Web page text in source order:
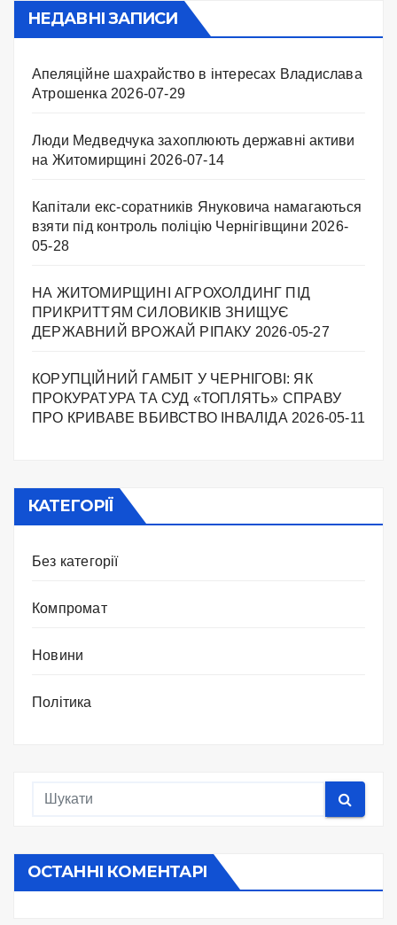
НЕДАВНІ ЗАПИСИ
Апеляційне шахрайство в інтересах Владислава
Атрошенка 2026-07-29
Люди Медведчука захоплюють державні активи
на Житомирщині 2026-07-14
Капітали екс-соратників Януковича намагаються
взяти під контроль поліцію Чернігівщини 2026-
05-28
НА ЖИТОМИРЩИНІ АГРОХОЛДИНГ ПІД
ПРИКРИТТЯМ СИЛОВИКІВ ЗНИЩУЄ
ДЕРЖАВНИЙ ВРОЖАЙ РІПАКУ ​ 2026-05-27
КОРУПЦІЙНИЙ ГАМБІТ У ЧЕРНІГОВІ: ЯК
ПРОКУРАТУРА ТА СУД «ТОПЛЯТЬ» СПРАВУ
ПРО КРИВАВЕ ВБИВСТВО ІНВАЛІДА 2026-05-11
КАТЕГОРІЇ
Без категорії
Компромат
Новини
Політика
ОСТАННІ КОМЕНТАРІ